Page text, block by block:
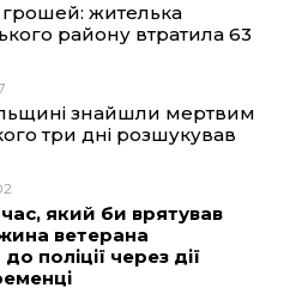
грошей: жителька
району втратила 63
знайшли мертвим
три дні розшукував
який би врятував
ветерана
поліції через дії